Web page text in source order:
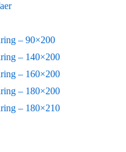
– 90×200
– 140×200
– 160×200
– 180×200
– 180×210